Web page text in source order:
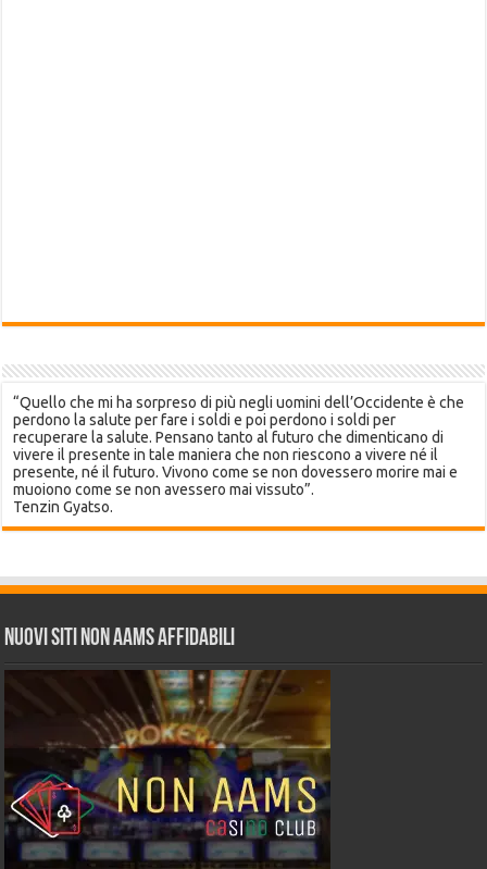
“Quello che mi ha sorpreso di più negli uomini dell’Occidente è che
perdono la salute per fare i soldi e poi perdono i soldi per
recuperare la salute. Pensano tanto al futuro che dimenticano di
vivere il presente in tale maniera che non riescono a vivere né il
presente, né il futuro. Vivono come se non dovessero morire mai e
muoiono come se non avessero mai vissuto”.
Tenzin Gyatso.
Nuovi siti non AAMS affidabili